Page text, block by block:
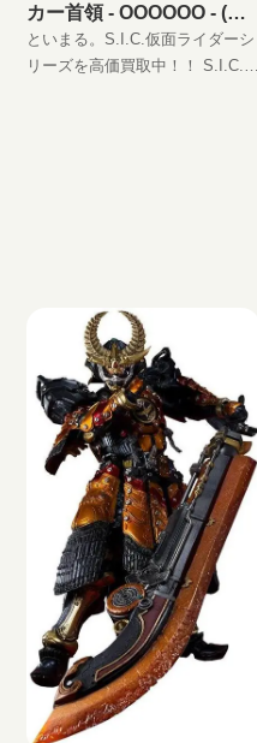
カー首領 - OOOOOO - (ヘ
キサオーズ)の買取価格
といまる。S.I.C.仮面ライダーシ
リーズを高価買取中！！ S.I.C.